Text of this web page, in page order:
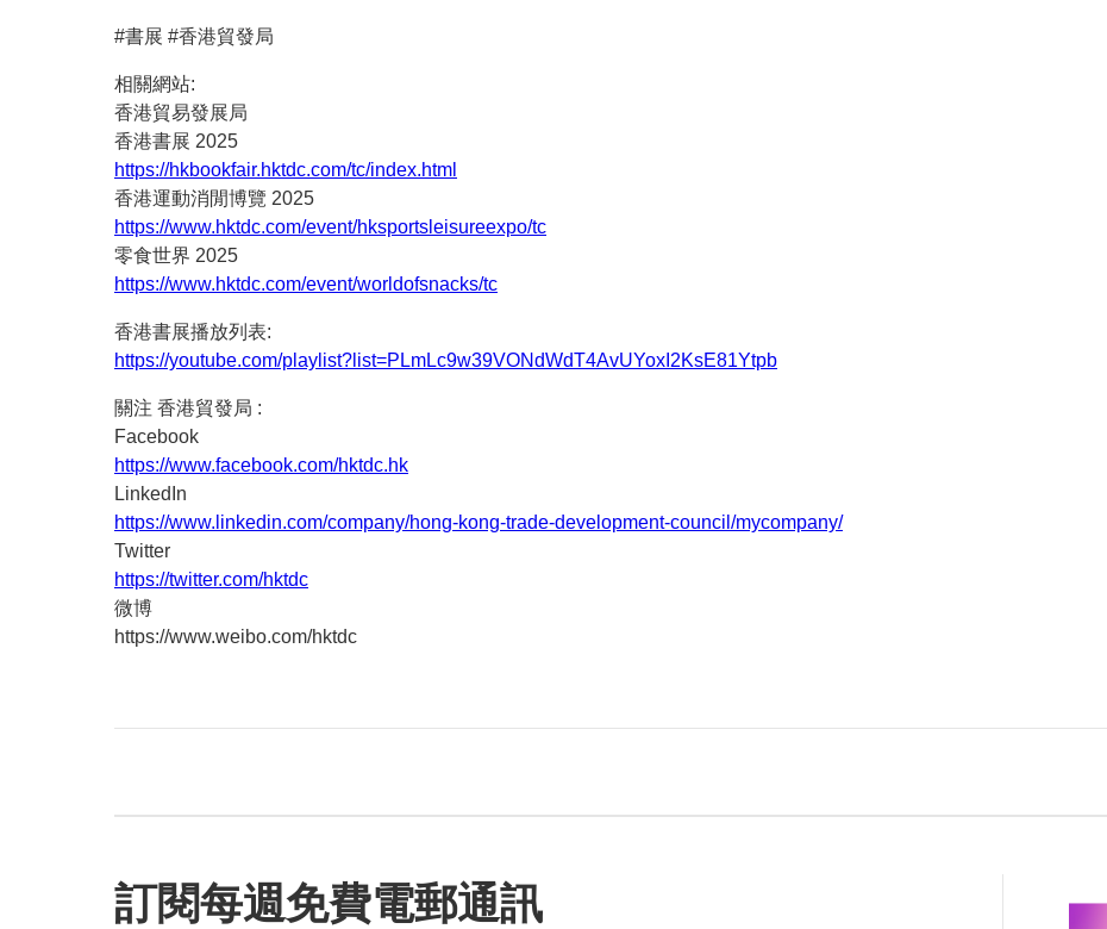
#書展 #香港貿發局
相關網站:
香港貿易發展局
香港書展 2025
https://hkbookfair.hktdc.com/tc/index.html
香港運動消閒博覽 2025
https://www.hktdc.com/event/hksportsleisureexpo/tc
零食世界 2025
https://www.hktdc.com/event/worldofsnacks/tc
香港書展播放列表:
https://youtube.com/playlist?list=PLmLc9w39VONdWdT4AvUYoxI2KsE81Ytpb
關注 香港貿發局 :
Facebook
https://www.facebook.com/hktdc.hk
LinkedIn
https://www.linkedin.com/company/hong-kong-trade-development-council/mycompany/
Twitter
https://twitter.com/hktdc
微博
https://www.weibo.com/hktdc
訂閱每週免費電郵通訊